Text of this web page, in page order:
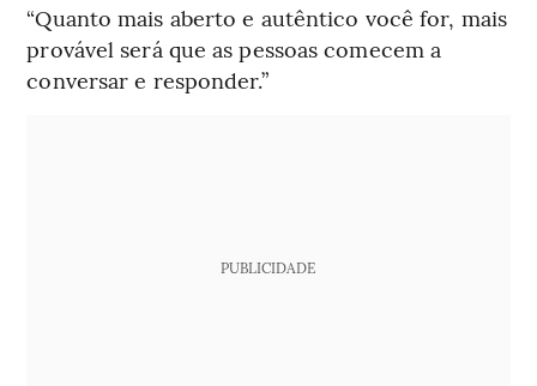
“Quanto mais aberto e autêntico você for, mais
provável será que as pessoas comecem a
conversar e responder.”
PUBLICIDADE